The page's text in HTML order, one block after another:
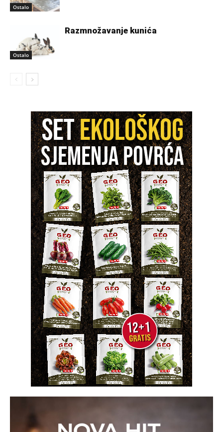
Ostalo
Ostalo
Razmnožavanje kunića